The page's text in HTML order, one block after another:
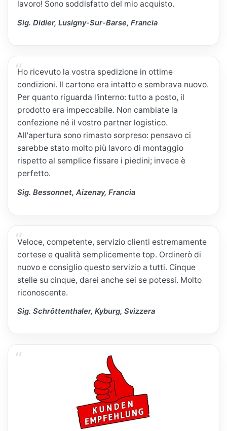
lavoro! Sono soddisfatto del mio acquisto.
Sig. Didier, Lusigny-Sur-Barse, Francia
Ho ricevuto la vostra spedizione in ottime
condizioni. Il cartone era intatto e sembrava nuovo.
Per quanto riguarda l'interno: tutto a posto, il
prodotto era impeccabile. Non cambiate la
confezione né il vostro partner logistico.
All'apertura sono rimasto sorpreso: pensavo ci
sarebbe stato molto più lavoro di montaggio
rispetto al semplice fissare i piedini; invece è
perfetto.
Sig. Bessonnet, Aizenay, Francia
Veloce, competente, servizio clienti estremamente
cortese e qualità semplicemente top. Ordinerò di
nuovo e consiglio questo servizio a tutti. Cinque
stelle su cinque, darei anche sei se potessi. Molto
riconoscente.
Sig. Schröttenthaler, Kyburg, Svizzera